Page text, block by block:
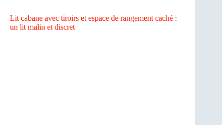
Lit cabane avec tiroirs et espace de rangement caché :
un lit malin et discret